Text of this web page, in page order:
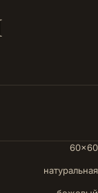
60×60
натуральная